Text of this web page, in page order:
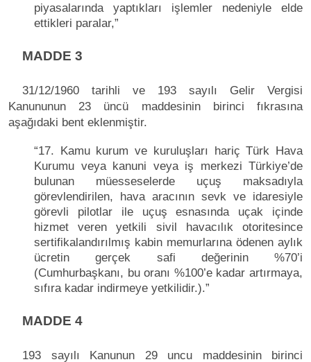
piyasalarında yaptıkları işlemler nedeniyle elde
ettikleri paralar,”
MADDE 3
31/12/1960 tarihli ve 193 sayılı Gelir Vergisi
Kanununun 23 üncü maddesinin birinci fıkrasına
aşağıdaki bent eklenmiştir.
“17. Kamu kurum ve kuruluşları hariç Türk Hava
Kurumu veya kanuni veya iş merkezi Türkiye’de
bulunan müesseselerde uçuş maksadıyla
görevlendirilen, hava aracının sevk ve idaresiyle
görevli pilotlar ile uçuş esnasında uçak içinde
hizmet veren yetkili sivil havacılık otoritesince
sertifikalandırılmış kabin memurlarına ödenen aylık
ücretin gerçek safi değerinin %70’i
(Cumhurbaşkanı, bu oranı %100’e kadar artırmaya,
sıfıra kadar indirmeye yetkilidir.).”
MADDE 4
193 sayılı Kanunun 29 uncu maddesinin birinci